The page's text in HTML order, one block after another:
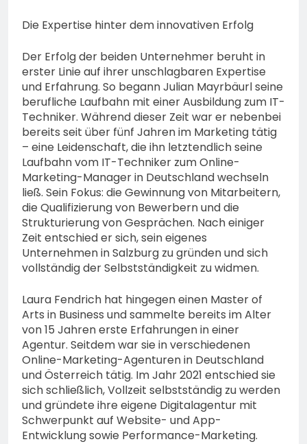
Die Expertise hinter dem innovativen Erfolg
Der Erfolg der beiden Unternehmer beruht in
erster Linie auf ihrer unschlagbaren Expertise
und Erfahrung. So begann Julian Mayrbäurl seine
berufliche Laufbahn mit einer Ausbildung zum IT-
Techniker. Während dieser Zeit war er nebenbei
bereits seit über fünf Jahren im Marketing tätig
– eine Leidenschaft, die ihn letztendlich seine
Laufbahn vom IT-Techniker zum Online-
Marketing-Manager in Deutschland wechseln
ließ. Sein Fokus: die Gewinnung von Mitarbeitern,
die Qualifizierung von Bewerbern und die
Strukturierung von Gesprächen. Nach einiger
Zeit entschied er sich, sein eigenes
Unternehmen in Salzburg zu gründen und sich
vollständig der Selbstständigkeit zu widmen.
Laura Fendrich hat hingegen einen Master of
Arts in Business und sammelte bereits im Alter
von 15 Jahren erste Erfahrungen in einer
Agentur. Seitdem war sie in verschiedenen
Online-Marketing-Agenturen in Deutschland
und Österreich tätig. Im Jahr 2021 entschied sie
sich schließlich, Vollzeit selbstständig zu werden
und gründete ihre eigene Digitalagentur mit
Schwerpunkt auf Website- und App-
Entwicklung sowie Performance-Marketing.